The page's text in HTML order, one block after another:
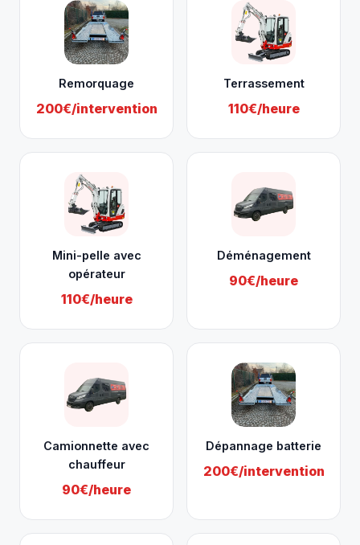
Remorquage
200€/intervention
Terrassement
110€/heure
Mini-pelle avec
opérateur
110€/heure
Déménagement
90€/heure
Camionnette avec
chauffeur
90€/heure
Dépannage batterie
200€/intervention